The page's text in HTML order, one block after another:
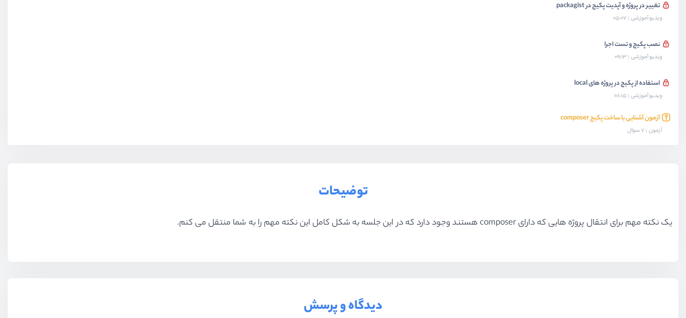
تغییر در پروژه و آپدیت پکیج در packagist
ویدیو آموزشی 05:07
نصب پکیج و تست اجرا
ویدیو آموزشی 09:13
استفاده از پکیج در پروژه های local
ویدیو آموزشی 08:15
آزمون آشنایی با ساخت پکیج composer
آزمون 7 سوال
توضیحات
یک نکته مهم برای انتقال پروژه هایی که دارای composer هستند وجود دارد که در این جلسه به شکل کامل این نکته مهم را به شما منتقل می کنم.
دیدگاه و پرسش